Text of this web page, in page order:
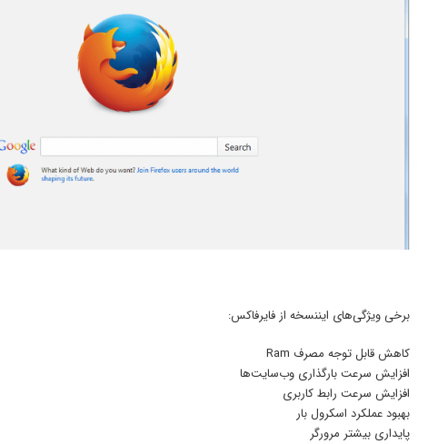
برخی ویژگی‌های ایننسخه از فایرفاکس:
کاهش قابل توجه مصرف Ram
افزایش سرعت بارگذاری وب‌سایت‌ها
افزایش سرعت رابط کاربری
بهبود عملکرد اسکرول بار
پایداری بیشتر مرورگر